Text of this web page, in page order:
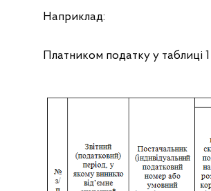
Наприклад:
Платником податку у таблиці